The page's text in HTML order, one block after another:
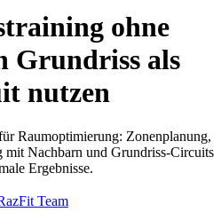
ohne
Grundriss als
nutzen
Raumoptimierung: Zonenplanung,
Nachbarn und Grundriss-Circuits
Ergebnisse.
Team